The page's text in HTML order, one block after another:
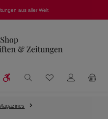
aus aller Welt
Werkzeugleiste anzeigen
Du hast 0